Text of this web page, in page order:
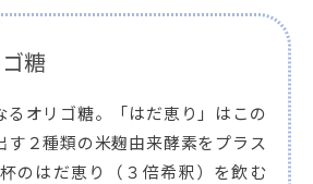
糖
るオリゴ糖。「はだ恵り」はこの
す２種類の米麹由来酵素をプラス
のはだ恵り（３倍希釈）を飲む